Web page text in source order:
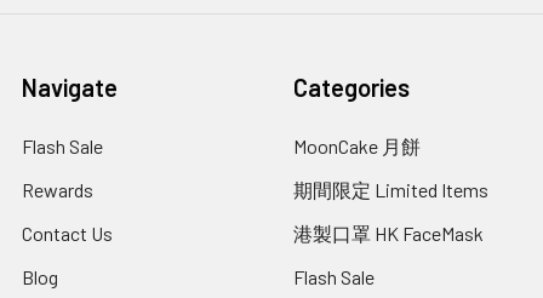
Navigate
Flash Sale
Rewards
Contact Us
Blog
Categories
MoonCake 月餅
期間限定 Limited Items
港製口罩 HK FaceMask
Flash Sale